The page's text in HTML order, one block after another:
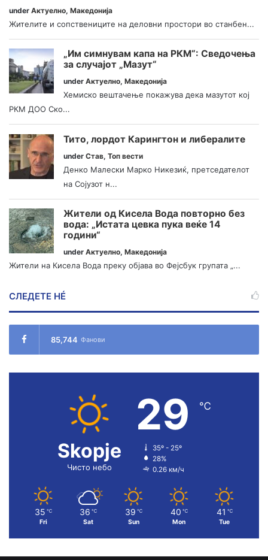
under Актуелно, Македонија
Жителите и сопствениците на деловни простори во станбен...
„Им симнувам капа на РКМ“: Сведочења
за случајот „Мазут“
under Актуелно, Македонија
Хемиско вештачење покажува дека мазутот кој
РКМ ДОО Ско...
Тито, лордот Карингтон и либералите
under Став, Топ вести
Денко Малески Марко Никезиќ, претседателот
на Сојузот н...
Жители од Кисела Вода повторно без
вода: „Истата цевка пука веќе 14
години“
under Актуелно, Македонија
Жители на Кисела Вода преку објава во Фејсбук групата „...
СЛЕДЕТЕ НÉ
85,744 Фанови
Skopje
Чисто небо
29 ℃
35º - 25º
28%
0.26 км/ч
35 ℃
Fri
36 ℃
Sat
39 ℃
Sun
40 ℃
Mon
41 ℃
Tue